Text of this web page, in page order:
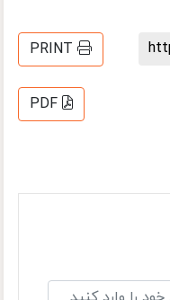
PRINT
PDF